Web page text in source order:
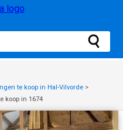
te koop in Hal-Vilvorde >
koop in 1674